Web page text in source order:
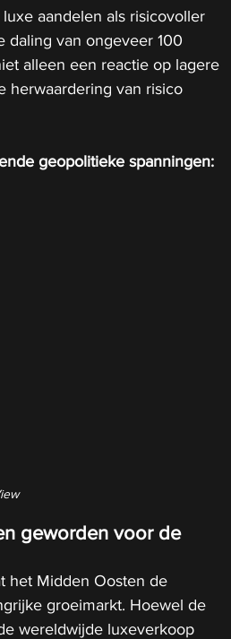
aandelen als risicovoller
daling van ongeveer 100
alleen een reactie op lagere
herwaardering van risico
geopolitieke spanningen:
geworden voor de
het Midden Oosten de
groeimarkt. Hoewel de
wereldwijde luxeverkoop